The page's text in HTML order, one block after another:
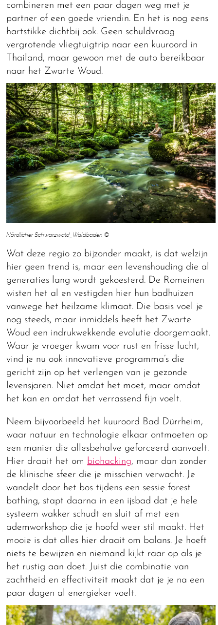
combineren met een paar dagen weg met je
partner of een goede vriendin. En het is nog eens
hartstikke dichtbij ook. Geen schuldvraag
vergrotende vliegtuigtrip naar een kuuroord in
Thailand, maar gewoon met de auto bereikbaar
naar het Zwarte Woud.
Nördlicher Schwarzwald_Waldbaden ©
Wat deze regio zo bijzonder maakt, is dat welzijn
hier geen trend is, maar een levenshouding die al
generaties lang wordt gekoesterd. De Romeinen
wisten het al en vestigden hier hun badhuizen
vanwege het heilzame klimaat. Die basis voel je
nog steeds, maar inmiddels heeft het Zwarte
Woud een indrukwekkende evolutie doorgemaakt.
Waar je vroeger kwam voor rust en frisse lucht,
vind je nu ook innovatieve programma’s die
gericht zijn op het verlengen van je gezonde
levensjaren. Niet omdat het moet, maar omdat
het kan en omdat het verrassend fijn voelt.
Neem bijvoorbeeld het kuuroord Bad Dürrheim,
waar natuur en technologie elkaar ontmoeten op
een manier die allesbehalve geforceerd aanvoelt.
Hier draait het om biohacking, maar dan zonder
de klinische sfeer die je misschien verwacht. Je
wandelt door het bos tijdens een sessie forest
bathing, stapt daarna in een ijsbad dat je hele
systeem wakker schudt en sluit af met een
ademworkshop die je hoofd weer stil maakt. Het
mooie is dat alles hier draait om balans. Je hoeft
niets te bewijzen en niemand kijkt raar op als je
het rustig aan doet. Juist die combinatie van
zachtheid en effectiviteit maakt dat je je na een
paar dagen al energieker voelt.